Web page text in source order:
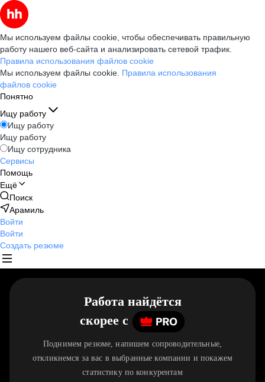
Мы используем файлы cookie, чтобы обеспечивать правильную
работу нашего веб-сайта и анализировать сетевой трафик.
Правила использования файлов cookie
Мы используем файлы cookie. Правила использования
файлов cookie
Понятно
Ищу работу
Ищу работу
Ищу работу
Ищу сотрудника
Сервисы
Помощь
Ещё
Поиск
Арамиль
Войти
Войти
Создать резюме
Работа найдётся
скорее c
Поднимем резюме, напишем сопроводительные,
откликнемся за вас в выбранные компании и покажем
статистику по конкурентам